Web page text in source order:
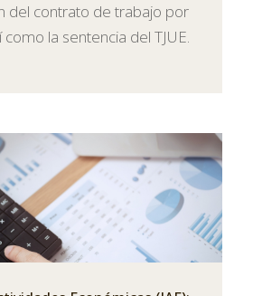
del contrato de trabajo por
la sentencia del TJUE.